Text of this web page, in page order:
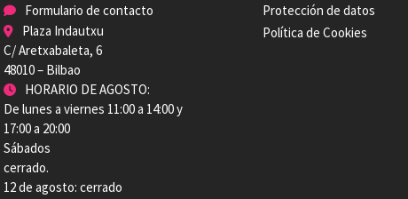
Formulario de contacto
Plaza Indautxu
C/ Aretxabaleta, 6
48010 – Bilbao
HORARIO DE AGOSTO:
De lunes a viernes 11:00 a 14:00 y
17:00 a 20:00
Sábados
cerrado.
12 de agosto: cerrado
Protección de datos
Política de Cookies